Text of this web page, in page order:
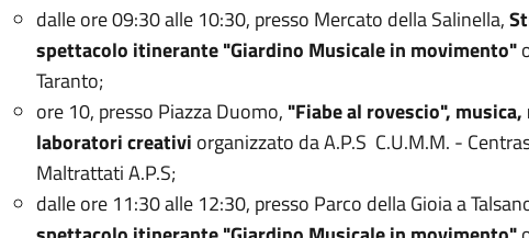
dalle ore 09:30 alle 10:30, presso Mercato della Salinella,
spettacolo itinerante "Giardino Musicale in movimento"
Taranto;
ore 10, presso Piazza Duomo, "Fiabe al rovescio",
laboratori creativi organizzato da A.P.S C.U.M.M. -
Maltrattati A.P.S;
dalle ore 11:30 alle 12:30, presso Parco della Gioia a